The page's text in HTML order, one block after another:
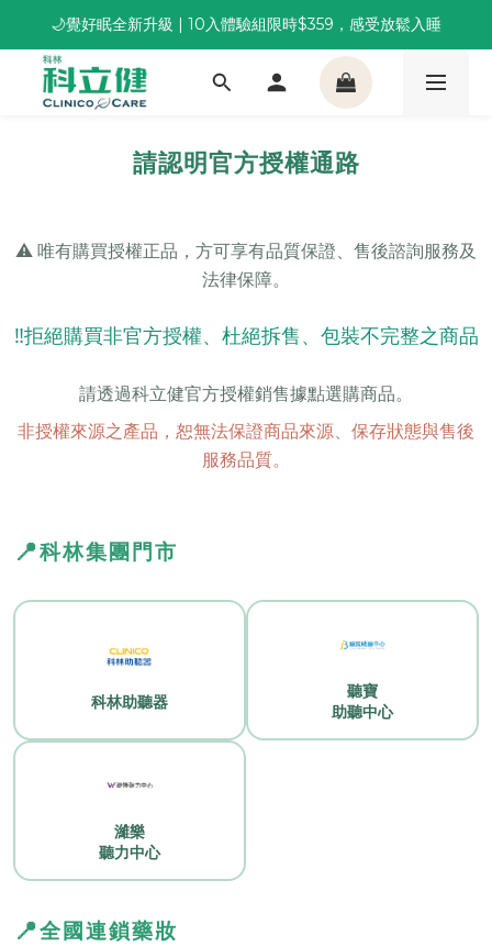
董事長推薦保養組合｜體驗價 $1,800 起，最高享 6 折
🌙覺好眠全新升級 | 10入體驗組限時$359，感受放鬆入睡
董事長推薦保養組合｜體驗價 $1,800 起，最高享 6 折
請認明官方授權通路
⚠️ 唯有購買授權正品，方可享有品質保證、售後諮詢服務及
法律保障。
‼️拒絕購買非官方授權、杜絕拆售、包裝不完整之商品
請透過科立健官方授權銷售據點選購商品。
非授權來源之產品，恕無法保證商品來源、保存狀態與售後
服務品質。
📍科林集團門市
科林助聽器
聽寶
助聽中心
濰樂
聽力中心
📍全國連鎖藥妝